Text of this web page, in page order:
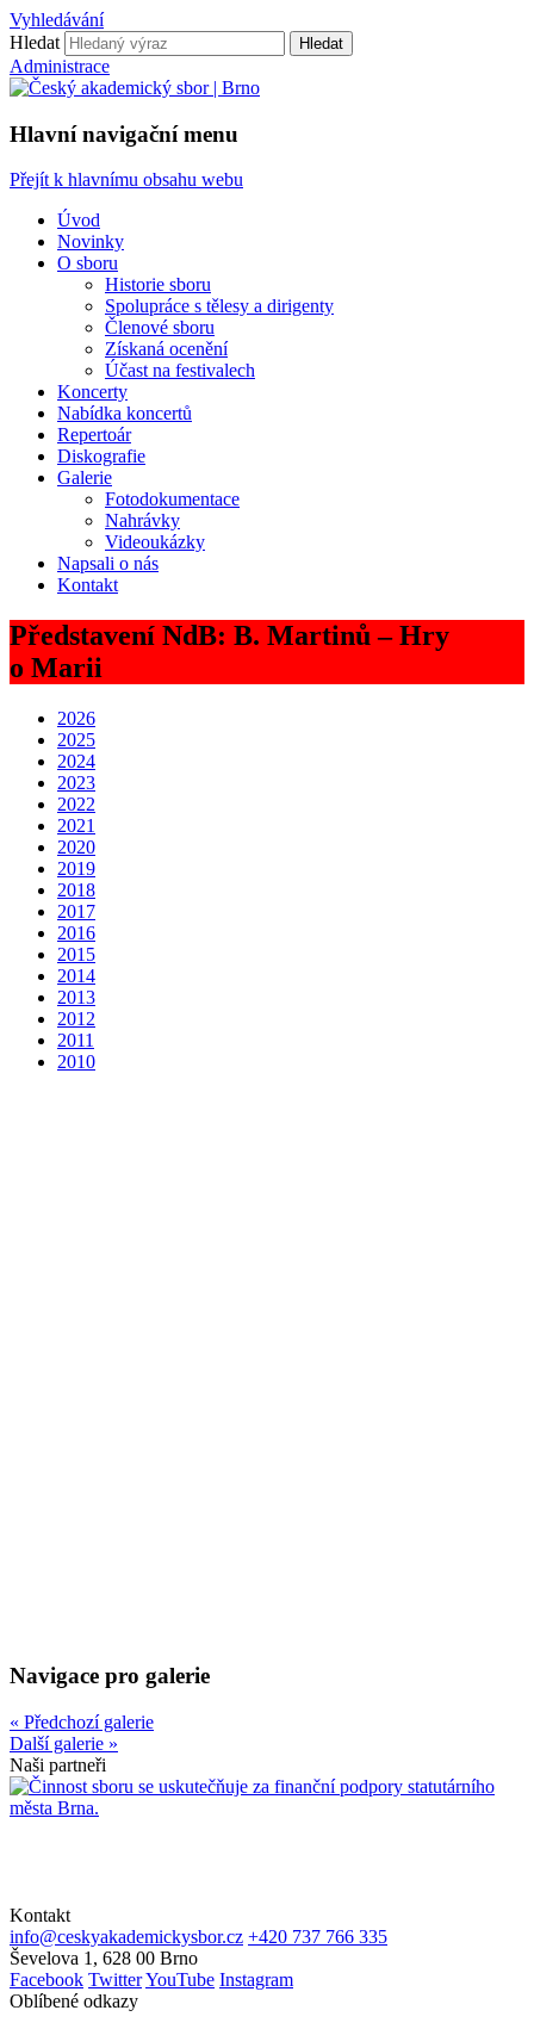
Vyhledávání
Hledat
Hledat
Administrace
Hlavní navigační menu
Přejít k hlavnímu obsahu webu
Úvod
Novinky
O sboru
Historie sboru
Spolupráce s tělesy a dirigenty
Členové sboru
Získaná ocenění
Účast na festivalech
Koncerty
Nabídka koncertů
Repertoár
Diskografie
Galerie
Fotodokumentace
Nahrávky
Videoukázky
Napsali o nás
Kontakt
Představení NdB: B. Martinů – Hry
o Marii
2026
2025
2024
2023
2022
2021
2020
2019
2018
2017
2016
2015
2014
2013
2012
2011
2010
Navigace pro galerie
« Předchozí galerie
Další galerie »
Naši partneři
Kontakt
info@ceskyakademickysbor.cz +420 737 766 335
Ševelova 1, 628 00 Brno
Facebook TwitterYouTube Instagram
Oblíbené odkazy